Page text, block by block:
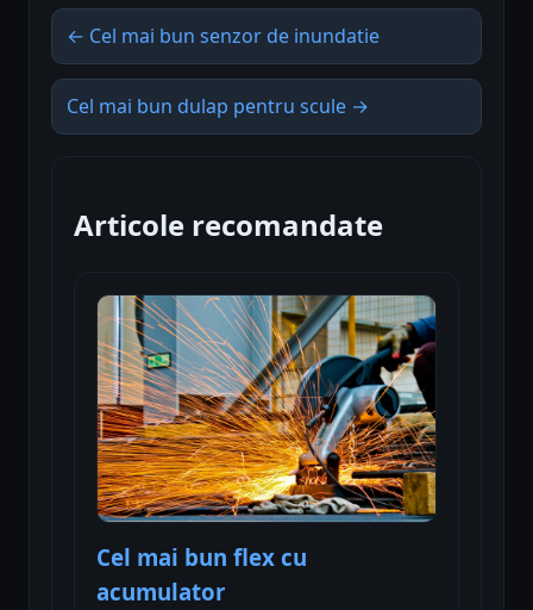
← Cel mai bun senzor de inundatie
Cel mai bun dulap pentru scule →
Articole recomandate
Cel mai bun flex cu
acumulator